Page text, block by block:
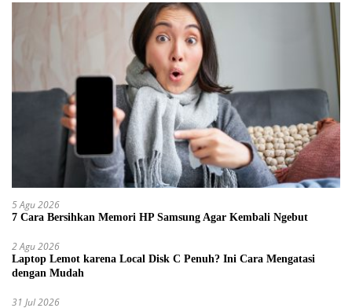
5 Agu 2026
7 Cara Bersihkan Memori HP Samsung Agar Kembali Ngebut
2 Agu 2026
Laptop Lemot karena Local Disk C Penuh? Ini Cara Mengatasi
dengan Mudah
31 Jul 2026